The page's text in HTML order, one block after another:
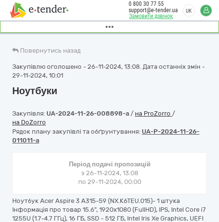
Замовити дзвінок
0 800 30 77 55
support@e-tender.ua
UK
Повернутись назад
Закупівлю оголошено - 26-11-2024, 13:08. Дата останніх змін -
29-11-2024, 10:01
Ноутбуки
Закупівля: UA-2024-11-26-008898-a / на ProZorro /
на DoZorro
Рядок плану закупівлі та обґрунтування: UA-P-2024-11-26-
011011-a
Період подачі пропозицій
з 26-11-2024, 13:08
по 29-11-2024, 00:00
Ноутбук Acer Aspire 3 A315-59 (NX.K6TEU.015)- 1 штука
Інформація про товар 15.6", 1920х1080 (FullHD), IPS, Intel Core i7
1255U (1.7-4.7 ГГц), 16 ГБ, SSD - 512 ГБ, Intel Iris Xe Graphics, UEFI